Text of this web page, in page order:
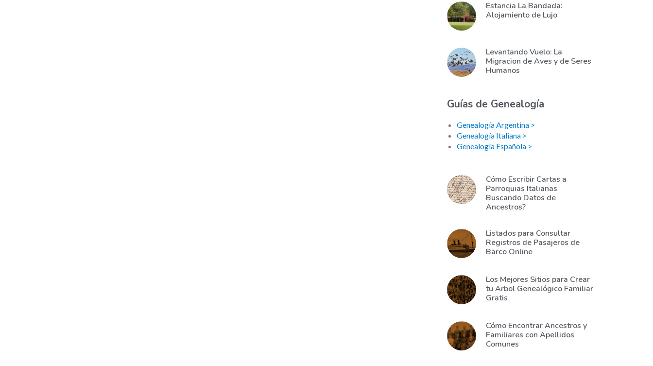
Estancia La Bandada:
Alojamiento de Lujo
Levantando Vuelo: La
Migracion de Aves y de Seres
Humanos
Guías de Genealogía
Genealogía Argentina >
Genealogía Italiana >
Genealogía Española >
Cómo Escribir Cartas a
Parroquias Italianas
Buscando Datos de
Ancestros?
Listados para Consultar
Registros de Pasajeros de
Barco Online
Los Mejores Sitios para Crear
tu Arbol Genealógico Familiar
Gratis
Cómo Encontrar Ancestros y
Familiares con Apellidos
Comunes